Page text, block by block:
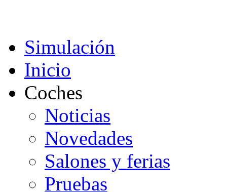
Simulación
Inicio
Coches
Noticias
Novedades
Salones y ferias
Pruebas